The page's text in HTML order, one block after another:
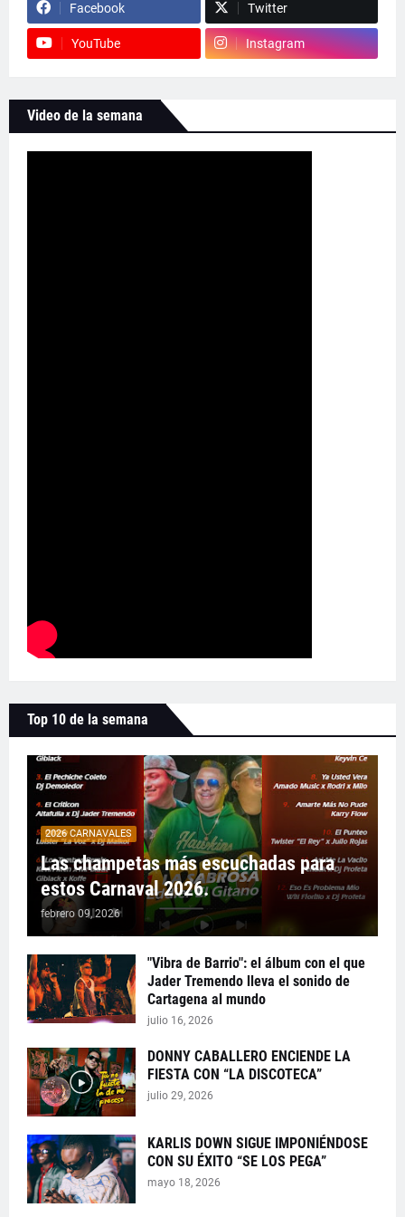
Facebook Twitter
YouTube Instagram
Video de la semana
Top 10 de la semana
2026 CARNAVALES
Las champetas más escuchadas para
estos Carnaval 2026.
febrero 09, 2026
"Vibra de Barrio": el álbum con el que
Jader Tremendo lleva el sonido de
Cartagena al mundo
julio 16, 2026
DONNY CABALLERO ENCIENDE LA
FIESTA CON “LA DISCOTECA”
julio 29, 2026
KARLIS DOWN SIGUE IMPONIÉNDOSE
CON SU ÉXITO “SE LOS PEGA”
mayo 18, 2026